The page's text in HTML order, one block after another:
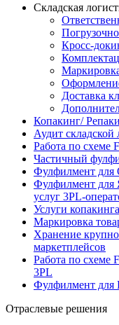
Складская
Кросс-
Доставка
Копакинг/
Аудит складской
Работа по схеме
Частичный
Фулфилмент для
Фулфилмент для
услуг 3PL-
Услуги
Маркировка
Хранение
маркетплейсов
Работа по схеме
3PL
Фулфилмент для
Отраслевые решения